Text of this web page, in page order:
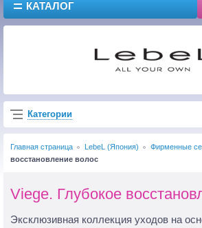
КАТАЛОГ
Категории
Главная страница LebeL (Япония) Фирменные
восстановление волос
Viege. Глубокое
Эксклюзивная коллекция уходов на